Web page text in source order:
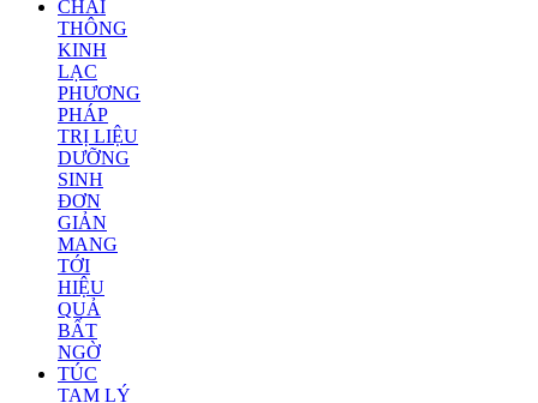
CHẢI
THÔNG
KINH
LẠC
PHƯƠNG
PHÁP
TRỊ LIỆU
DƯỠNG
SINH
ĐƠN
GIẢN
MANG
TỚI
HIỆU
QUẢ
BẤT
NGỜ
TÚC
TAM LÝ